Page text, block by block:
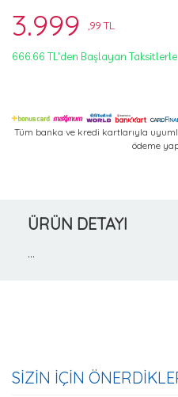
3.999 ,99 TL
666.66 TL'den Başlayan Taksitlerle
Tüm banka ve kredi kartlarıyla
ödeme
ÜRÜN DETAYI
...
SİZİN İÇİN